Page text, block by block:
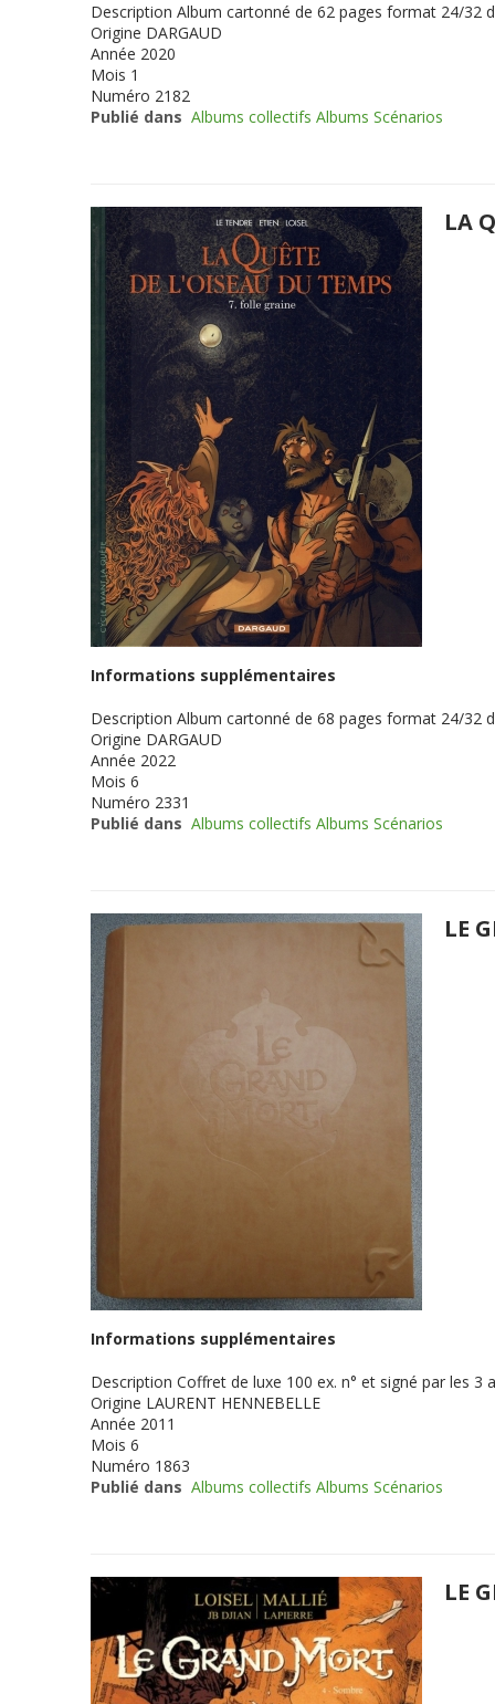
Description Album cartonné de 62 pages format 24/32
Origine DARGAUD
Année 2020
Mois 1
Numéro 2182
Publié dans Albums collectifs Albums Scénarios
LA
Informations supplémentaires
Description Album cartonné de 68 pages format 24/32
Origine DARGAUD
Année 2022
Mois 6
Numéro 2331
Publié dans Albums collectifs Albums Scénarios
LE
Informations supplémentaires
Description Coffret de luxe 100 ex. n° et signé par les
Origine LAURENT HENNEBELLE
Année 2011
Mois 6
Numéro 1863
Publié dans Albums collectifs Albums Scénarios
LE